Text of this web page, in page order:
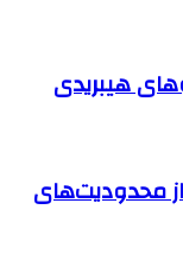
هیبریدی
از محدودیت‌های